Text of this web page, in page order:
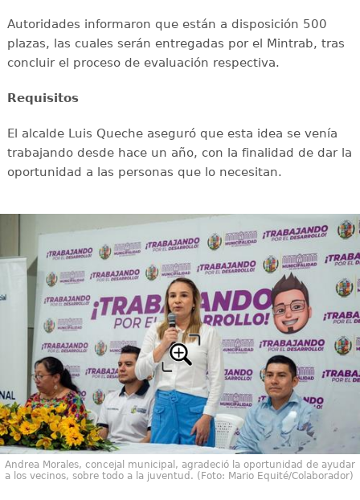
Autoridades informaron que están a disposición 500
plazas, las cuales serán entregadas por el Mintrab, tras
concluir el proceso de evaluación respectiva.
Requisitos
El alcalde Luis Queche aseguró que esta idea se venía
trabajando desde hace un año, con la finalidad de dar la
oportunidad a las personas que lo necesitan.
Andrea Morales, concejal municipal, agradeció la oportunidad de ayudar
a los vecinos, sobre todo a la juventud. (Foto: Mario Equité/Colaborador)